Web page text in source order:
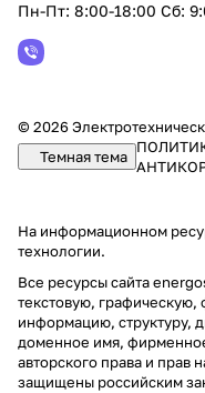
Пн-Пт: 8:00-18:00 Сб:
© 2026
Темная тема
На информационном
технологии.
Все ресурсы сайта
текстовую,
информацию, структуру,
доменное имя,
авторского права и прав
защищены российским